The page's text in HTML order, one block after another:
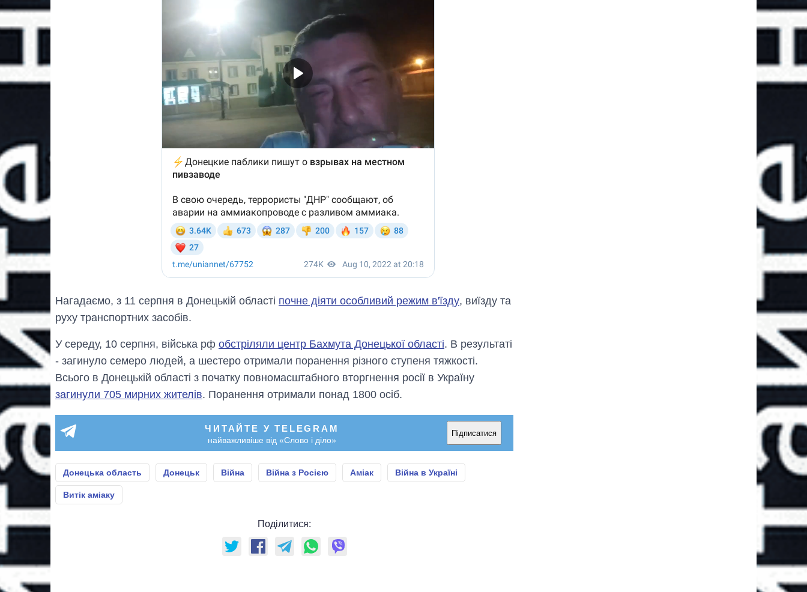
Нагадаємо, з 11 серпня в Донецькій області почне діяти особливий режим в'їзду, виїзду та
руху транспортних засобів.
У середу, 10 серпня, війська рф обстріляли центр Бахмута Донецької області. В результаті
- загинуло семеро людей, а шестеро отримали поранення різного ступеня тяжкості.
Всього в Донецькій області з початку повномасштабного вторгнення росії в Україну
загинули 705 мирних жителів. Поранення отримали понад 1800 осіб.
ЧИТАЙТЕ У TELEGRAM
найважливіше від «Слово і діло»
Підписатися
Донецька область Донецьк Війна Війна з Росією Аміак Війна в Україні
Витік аміаку
Поділитися: